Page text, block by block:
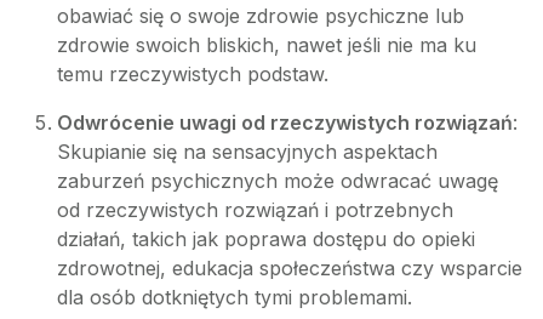
obawiać się o swoje zdrowie psychiczne lub
zdrowie swoich bliskich, nawet jeśli nie ma ku
temu rzeczywistych podstaw.
Odwrócenie uwagi od rzeczywistych rozwiązań:
Skupianie się na sensacyjnych aspektach
zaburzeń psychicznych może odwracać uwagę
od rzeczywistych rozwiązań i potrzebnych
działań, takich jak poprawa dostępu do opieki
zdrowotnej, edukacja społeczeństwa czy wsparcie
dla osób dotkniętych tymi problemami.